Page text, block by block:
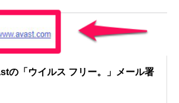
の「ウイルス フリー。」メール署